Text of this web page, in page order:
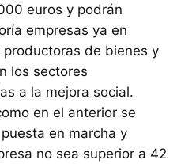
euros y podrán
empresas ya en
de bienes y
los sectores
a la mejora social.
en el anterior se
en marcha y
no sea superior a 42